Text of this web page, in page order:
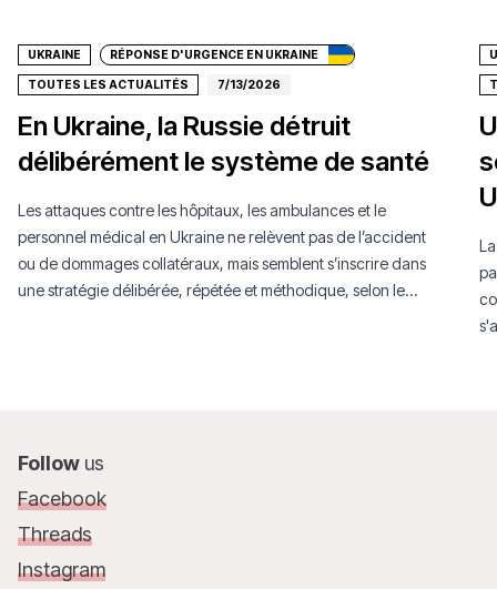
UKRAINE RÉPONSE D'URGENCE EN UKRAINE
TOUTES LES ACTUALITÉS 7/13/2026
En Ukraine, la Russie détruit
délibérément le système de santé
Les attaques contre les hôpitaux, les ambulances et le
personnel médical en Ukraine ne relèvent pas de l’accident
ou de dommages collatéraux, mais semblent s’inscrire dans
une stratégie délibérée, répétée et méthodique, selon le
Follow us
Facebook
Threads
Instagram